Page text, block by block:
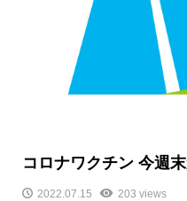
コロナワクチン 今週
2022.07.15 203 views